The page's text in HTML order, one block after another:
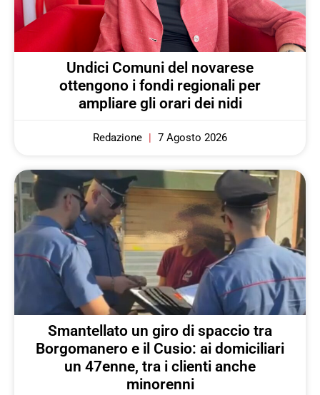
Undici Comuni del novarese
ottengono i fondi regionali per
ampliare gli orari dei nidi
Redazione 7 Agosto 2026
Smantellato un giro di spaccio tra
Borgomanero e il Cusio: ai domiciliari
un 47enne, tra i clienti anche
minorenni